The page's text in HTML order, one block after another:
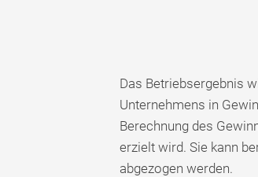
Das Betriebsergebnis
Unternehmens in
Berechnung des
erzielt wird. Sie kann
abgezogen werden.